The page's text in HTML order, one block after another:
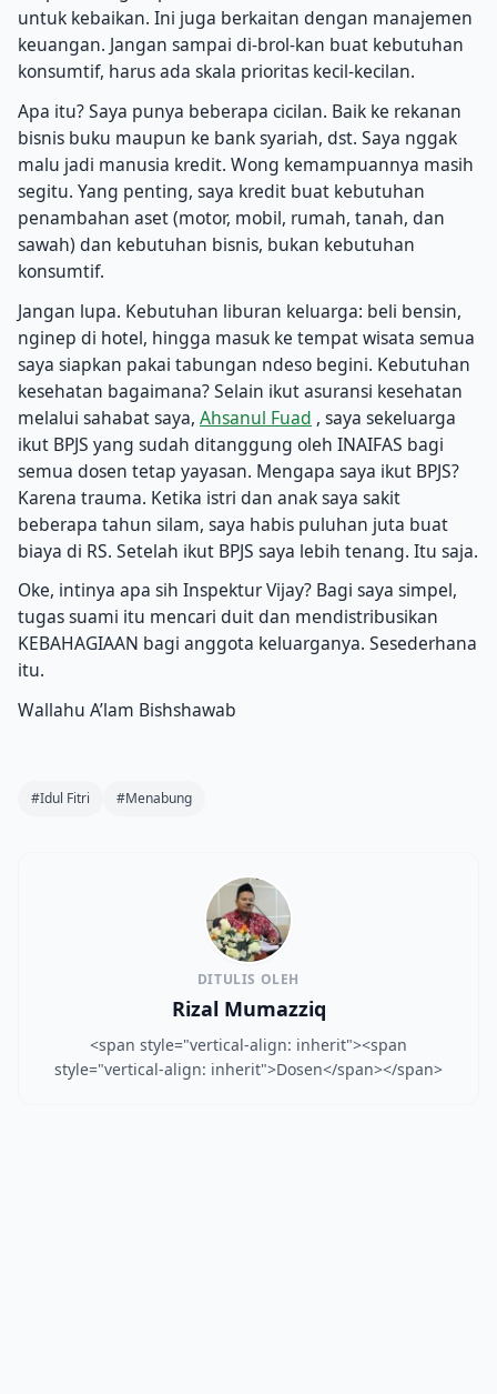
untuk kebaikan. Ini juga berkaitan dengan manajemen
keuangan. Jangan sampai di-brol-kan buat kebutuhan
konsumtif, harus ada skala prioritas kecil-kecilan.
Apa itu? Saya punya beberapa cicilan. Baik ke rekanan
bisnis buku maupun ke bank syariah, dst. Saya nggak
malu jadi manusia kredit. Wong kemampuannya masih
segitu. Yang penting, saya kredit buat kebutuhan
penambahan aset (motor, mobil, rumah, tanah, dan
sawah) dan kebutuhan bisnis, bukan kebutuhan
konsumtif.
Jangan lupa. Kebutuhan liburan keluarga: beli bensin,
nginep di hotel, hingga masuk ke tempat wisata semua
saya siapkan pakai tabungan ndeso begini. Kebutuhan
kesehatan bagaimana? Selain ikut asuransi kesehatan
melalui sahabat saya, Ahsanul Fuad , saya sekeluarga
ikut BPJS yang sudah ditanggung oleh INAIFAS bagi
semua dosen tetap yayasan. Mengapa saya ikut BPJS?
Karena trauma. Ketika istri dan anak saya sakit
beberapa tahun silam, saya habis puluhan juta buat
biaya di RS. Setelah ikut BPJS saya lebih tenang. Itu saja.
Oke, intinya apa sih Inspektur Vijay? Bagi saya simpel,
tugas suami itu mencari duit dan mendistribusikan
KEBAHAGIAAN bagi anggota keluarganya. Sesederhana
itu.
Wallahu A’lam Bishshawab
#Idul Fitri #Menabung
DITULIS OLEH
Rizal Mumazziq
<span style="vertical-align: inherit"><span
style="vertical-align: inherit">Dosen</span></span>